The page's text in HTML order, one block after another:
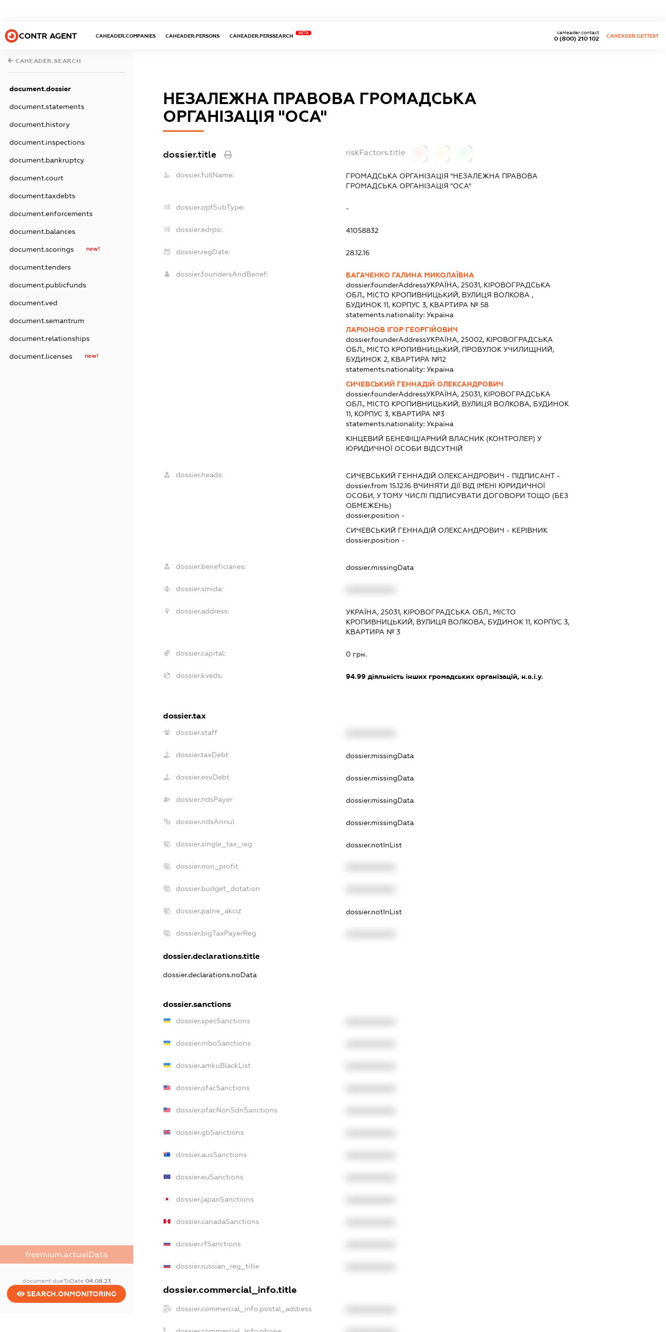
CONTR AGENT CAHEADER.COMPANIES CAHEADER.PERSONS CAHEADER.PERSSEARCH
BETA
0 (800) 210 102
caHeader.contact
CAHEADER.GETTEST
CAHEADER.SEARCH
document.dossier
document.statements
document.history
document.inspections
document.bankruptcy
document.court
document.taxdebts
document.enforcements
document.balances
document.scorings new!
document.tenders
document.publicfunds
document.ved
document.semantrum
document.relationships
document.licenses new!
freemium.actualData
document.dueToDate 04.08.23
SEARCH.ONMONITORING
НЕЗАЛЕЖНА ПРАВОВА ГРОМАДСЬКА
ОРГАНІЗАЦІЯ "ОСА"
dossier.title riskFactors.title
dossier.fullName:
ГРОМАДСЬКА ОРГАНІЗАЦІЯ "НЕЗАЛЕЖНА ПРАВОВА
ГРОМАДСЬКА ОРГАНІЗАЦІЯ "ОСА"
dossier.opfSubType: -
dossier.edrpo: 41058832
dossier.regDate: 28.12.16
dossier.foundersAndBenef:
БАГАЧЕНКО ГАЛИНА МИКОЛАЇВНА
dossier.founderAddressУКРАЇНА, 25031, КІРОВОГРАДСЬКА
ОБЛ., МІСТО КРОПИВНИЦЬКИЙ, ВУЛИЦЯ ВОЛКОВА ,
БУДИНОК 11, КОРПУС 3, КВАРТИРА № 58
statements.nationality:Україна
ЛАРІОНОВ ІГОР ГЕОРГІЙОВИЧ
dossier.founderAddressУКРАЇНА, 25002, КІРОВОГРАДСЬКА
ОБЛ., МІСТО КРОПИВНИЦЬКИЙ, ПРОВУЛОК УЧИЛИЩНИЙ,
БУДИНОК 2, КВАРТИРА №12
statements.nationality:Україна
СИЧЕВСЬКИЙ ГЕННАДІЙ ОЛЕКСАНДРОВИЧ
dossier.founderAddressУКРАЇНА, 25031, КІРОВОГРАДСЬКА
ОБЛ., МІСТО КРОПИВНИЦЬКИЙ, ВУЛИЦЯ ВОЛКОВА, БУДИНОК
11, КОРПУС 3, КВАРТИРА №3
statements.nationality:Україна
КІНЦЕВИЙ БЕНЕФІЦІАРНИЙ ВЛАСНИК (КОНТРОЛЕР) У
ЮРИДИЧНОЇ ОСОБИ ВІДСУТНІЙ
dossier.heads: СИЧЕВСЬКИЙ ГЕННАДІЙ ОЛЕКСАНДРОВИЧ - ПІДПИСАНТ-
dossier.from 15.12.16 ВЧИНЯТИ ДІЇ ВІД ІМЕНІ ЮРИДИЧНОЇ
ОСОБИ, У ТОМУ ЧИСЛІ ПІДПИСУВАТИ ДОГОВОРИ ТОЩО (БЕЗ
ОБМЕЖЕНЬ)
dossier.position -
СИЧЕВСЬКИЙ ГЕННАДІЙ ОЛЕКСАНДРОВИЧ - КЕРІВНИК
dossier.position -
dossier.beneficiaries: dossier.missingData
dossier.smida:
dossier.address:
УКРАЇНА, 25031, КІРОВОГРАДСЬКА ОБЛ., МІСТО
КРОПИВНИЦЬКИЙ, ВУЛИЦЯ ВОЛКОВА, БУДИНОК 11, КОРПУС 3,
КВАРТИРА № 3
dossier.capital: 0 грн.
dossier.kveds: 94.99 діяльність інших громадських організацій, н.в.і.у.
dossier.tax
dossier.staff
dossier.taxDebt dossier.missingData
dossier.esvDebt dossier.missingData
dossier.ndsPayer dossier.missingData
dossier.ndsAnnul dossier.missingData
dossier.single_tax_reg dossier.notInList
dossier.non_profit
dossier.budget_dotation
dossier.palne_akciz dossier.notInList
dossier.bigTaxPayerReg
dossier.declarations.title
dossier.declarations.noData
dossier.sanctions
dossier.specSanctions
dossier.rnboSanctions
dossier.amkuBlackList
dossier.ofacSanctions
dossier.ofacNonSdnSanctions
dossier.gbSanctions
dossier.ausSanctions
dossier.euSanctions
dossier.japanSanctions
dossier.canadaSanctions
dossier.rfSanctions
dossier.russian_reg_title
dossier.commercial_info.title
dossier.commercial_info.postal_address